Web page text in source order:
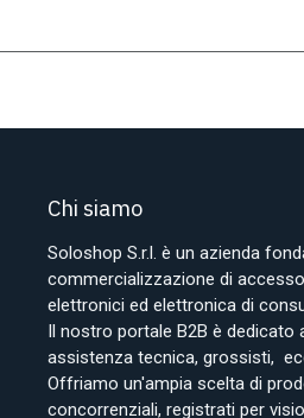
Chi siamo
Soloshop S.r.l. è un azienda
commercializzazione di
elettronici ed elettronica di
Il nostro portale B2B è dedicato
assistenza tecnica, grossisti,
Offriamo un'ampia scelta di
concorrenziali, registrati per